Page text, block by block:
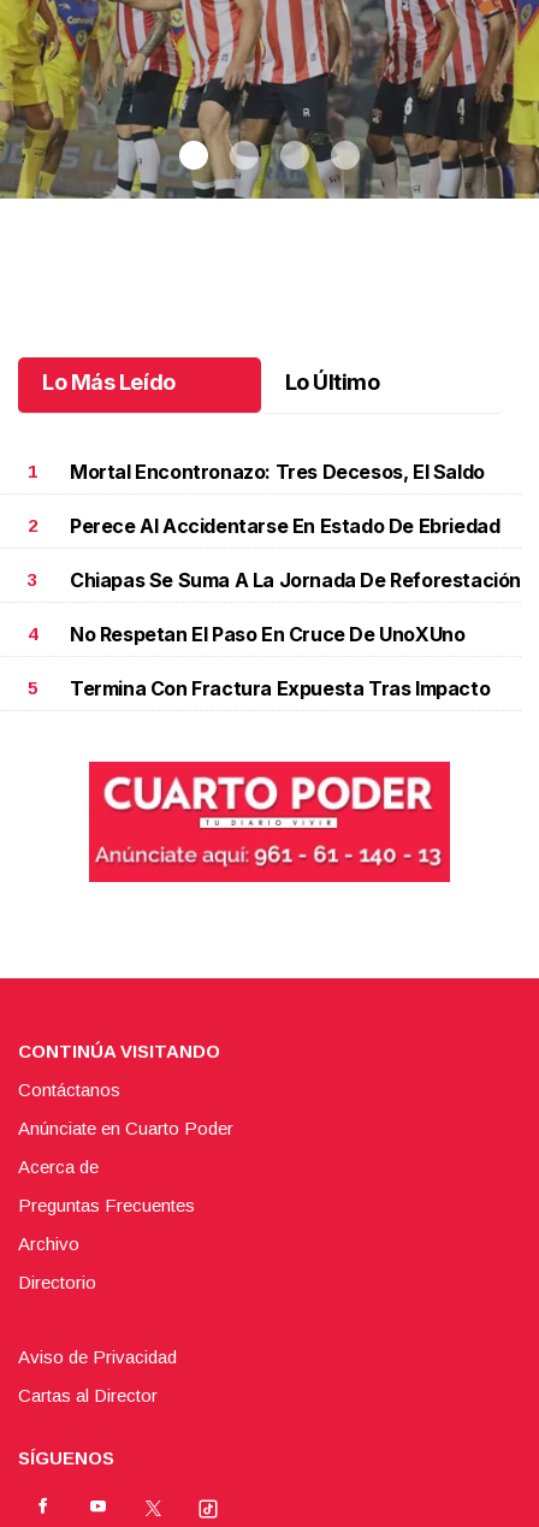
Lo Más Leído Lo Último
1 Mortal Encontronazo: Tres Decesos, El Saldo
2 Perece Al Accidentarse En Estado De Ebriedad
3 Chiapas Se Suma A La Jornada De Reforestación
4 No Respetan El Paso En Cruce De UnoXUno
5 Termina Con Fractura Expuesta Tras Impacto
CONTINÚA VISITANDO
Contáctanos
Anúnciate en Cuarto Poder
Acerca de
Preguntas Frecuentes
Archivo
Directorio
Aviso de Privacidad
Cartas al Director
SÍGUENOS